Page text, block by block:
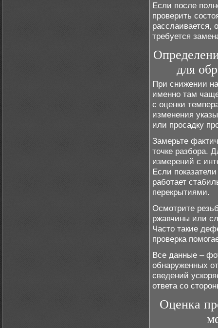
Если после
проверить
расслаивается,
требуется
для
При снижении
именно там
с оценки
изменения
или просадку
Замерьте
точке разбора.
измерений с
Если
работает
перекрытиями.
Осмотрите
ржавчины или
Часто такие
проверка
Все данные –
обнаруженных
сведений
ответа со
Оценка